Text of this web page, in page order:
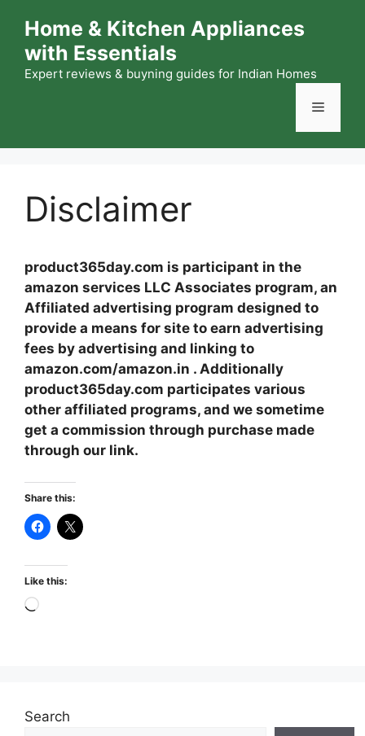
content
Home & Kitchen Appliances
with Essentials
Expert reviews & buyning guides for Indian Homes
Menu
Disclaimer
product365day.com is participant in the
amazon services LLC Associates program, an
Affiliated advertising program designed to
provide a means for site to earn advertising
fees by advertising and linking to
amazon.com/amazon.in . Additionally
product365day.com participates various
other affiliated programs, and we sometime
get a commission through purchase made
through our link.
Share this:
Like this:
Loading…
Search